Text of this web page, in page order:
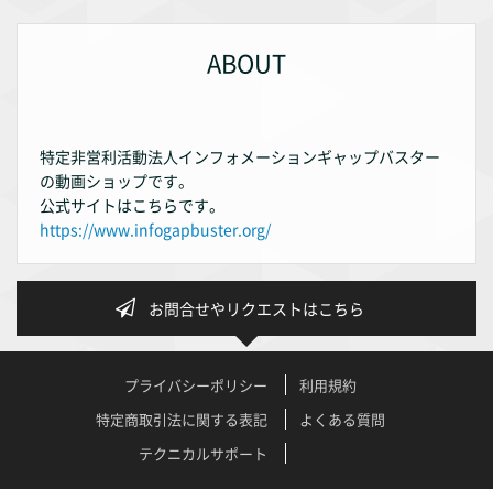
ABOUT
特定非営利活動法人インフォメーションギャップバスター
の動画ショップです。
公式サイトはこちらです。
https://www.infogapbuster.org/
お問合せやリクエストはこちら
プライバシーポリシー
利用規約
特定商取引法に関する表記
よくある質問
テクニカルサポート